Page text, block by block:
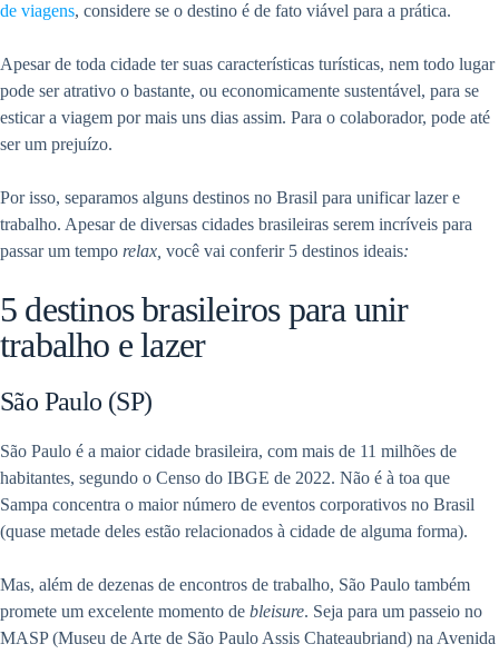
de viagens, considere se o destino é de fato viável para a prática.
Apesar de toda cidade ter suas características turísticas, nem todo lugar
pode ser atrativo o bastante, ou economicamente sustentável, para se
esticar a viagem por mais uns dias assim. Para o colaborador, pode até
ser um prejuízo.
Por isso, separamos alguns destinos no Brasil para unificar lazer e
trabalho. Apesar de diversas cidades brasileiras serem incríveis para
passar um tempo relax, você vai conferir 5 destinos ideais:
5 destinos brasileiros para unir
trabalho e lazer
São Paulo (SP)
São Paulo é a maior cidade brasileira, com mais de 11 milhões de
habitantes, segundo o Censo do IBGE de 2022. Não é à toa que
Sampa concentra o maior número de eventos corporativos no Brasil
(quase metade deles estão relacionados à cidade de alguma forma).
Mas, além de dezenas de encontros de trabalho, São Paulo também
promete um excelente momento de bleisure. Seja para um passeio no
MASP (Museu de Arte de São Paulo Assis Chateaubriand) na Avenida